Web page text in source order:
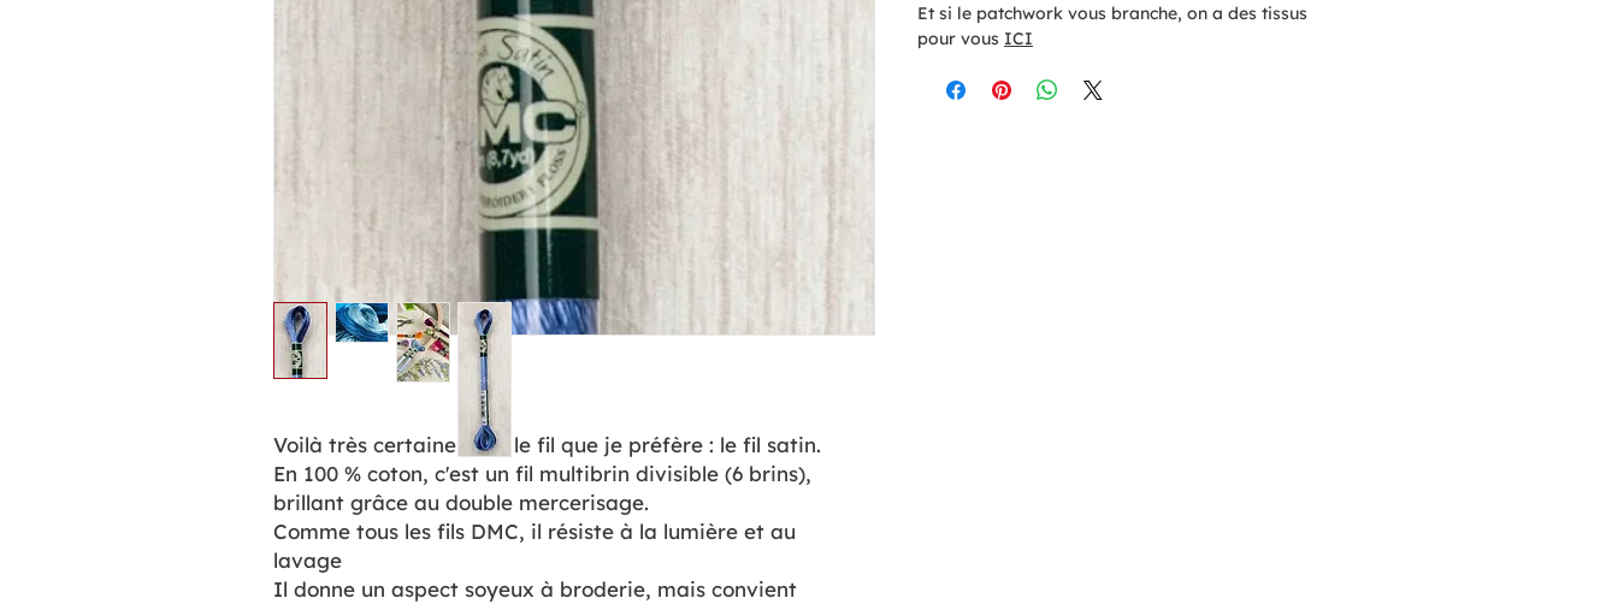
Voilà très certainement le fil que je préfère : le fil satin.
En 100 % coton, c'est un fil multibrin divisible (6 brins),
brillant grâce au double mercerisage.
Comme tous les fils DMC, il résiste à la lumière et au
lavage
Il donne un aspect soyeux à broderie, mais convient
Et si le patchwork vous branche, on a des tissus
pour vous ICI